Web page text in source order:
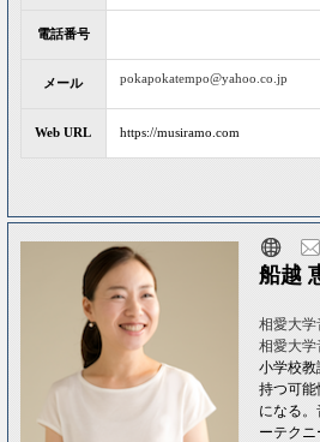
電話番号
メール pokapokatempo@yahoo.co.jp
Web URL https://musiramo.com
船越
相愛大学
相愛大学
小学校教
持つ可能
になる
ーテク